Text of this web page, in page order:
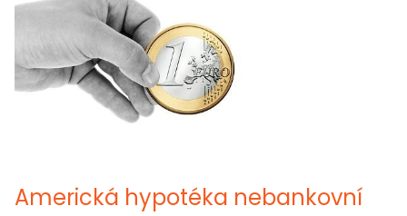
Americká hypotéka nebankovní